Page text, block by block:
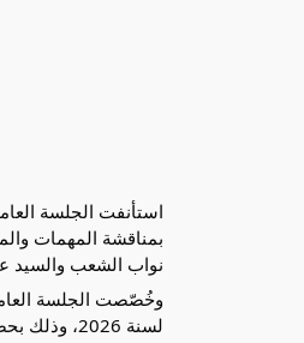
استأنفت الجلسة
نواب الشعب والسيد
لسنة 2026، وذلك بحضور السيّد رشيد عامري وزير النقل والوفد المرافق له.